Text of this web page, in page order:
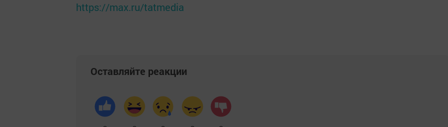
https://max.ru/tatmedia
Оставляйте реакции